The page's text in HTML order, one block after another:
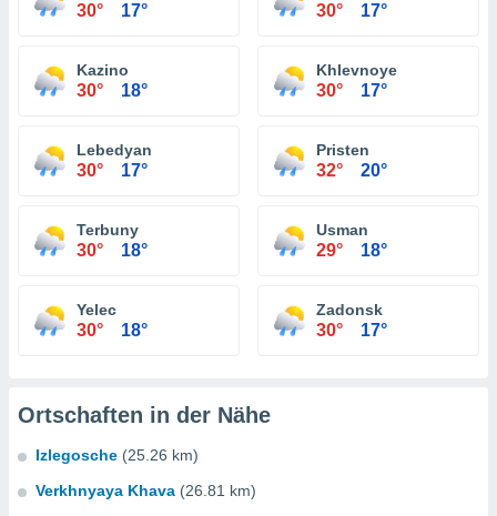
30° 17° 30° 17°
Kazino
30° 18°
Khlevnoye
30° 17°
Lebedyan
30° 17°
Pristen
32° 20°
Terbuny
30° 18°
Usman
29° 18°
Yelec
30° 18°
Zadonsk
30° 17°
Ortschaften in der Nähe
Izlegosche (25.26 km)
Verkhnyaya Khava (26.81 km)